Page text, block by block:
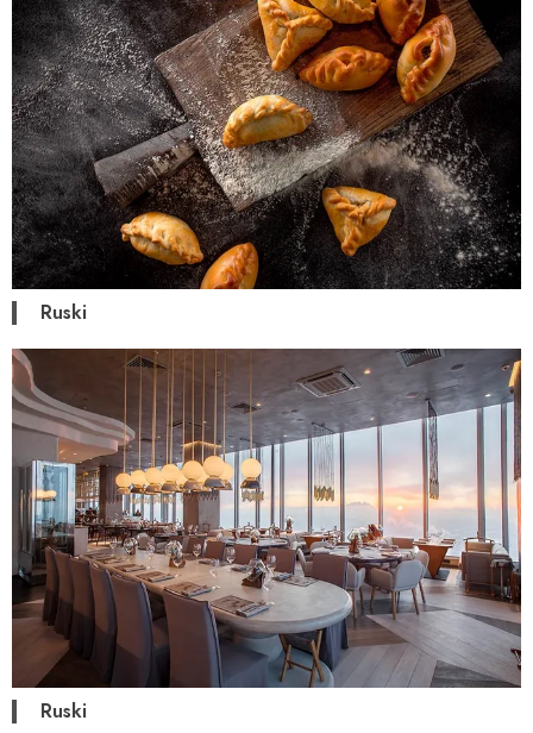
Ruski
Ruski